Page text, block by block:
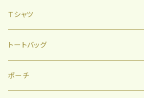
Ｔシャツ
トートバッグ
ポーチ